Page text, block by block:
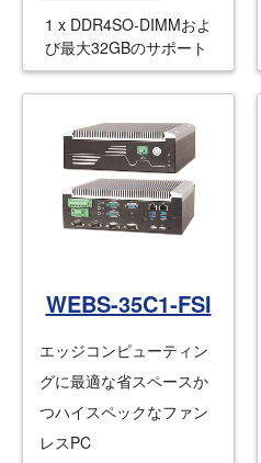
1 x DDR4SO-DIMMおよ
び最大32GBのサポート
WEBS-35C1-FSI
エッジコンピューティン
グに最適な省スペースか
つハイスペックなファン
レスPC